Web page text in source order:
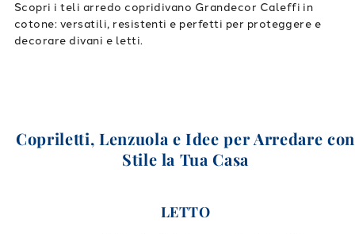
Scopri i teli arredo copridivano Grandecor Caleffi in
cotone: versatili, resistenti e perfetti per proteggere e
decorare divani e letti.
Copriletti, Lenzuola e Idee per Arredare con
Stile la Tua Casa
LETTO